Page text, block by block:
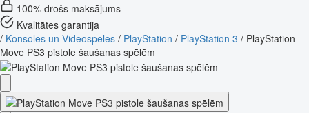
100% drošs maksājums
Kvalitātes garantija
/ Konsoles un Videospēles / PlayStation / PlayStation 3 / PlayStation
Move PS3 pistole šaušanas spēlēm